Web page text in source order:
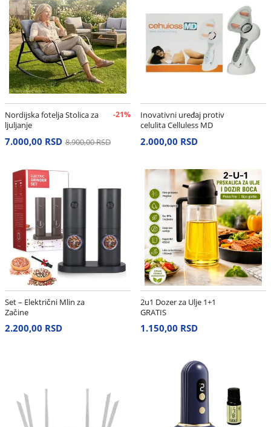
Nordijska fotelja Stolica za
ljuljanje
-21%
7.000,00 RSD 8.900,00 RSD
Inovativni uređaj protiv
celulita Celluless MD
2.000,00 RSD
Set – Električni Mlin za
Začine
2.200,00 RSD
2u1 Dozer za Ulje 1+1
GRATIS
1.150,00 RSD